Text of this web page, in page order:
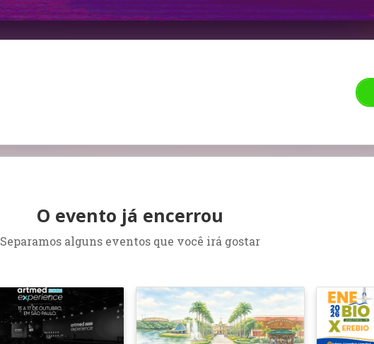
O evento já encerrou
Separamos alguns eventos que você irá gostar